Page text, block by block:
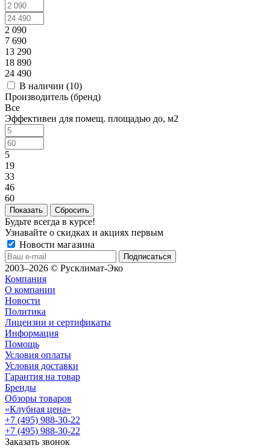
2 090
7 690
13 290
18 890
24 490
В наличии (10)
Производитель (бренд)
Все
Эффективен для помещ. площадью до, м2
5
19
33
46
60
Сбросить
Будьте всегда в курсе!
Узнавайте о скидках и акциях первым
Новости магазина
2003–2026 © Русклимат-Эко
Компания
О компании
Новости
Политика
Лицензии и сертификаты
Информация
Помощь
Условия оплаты
Условия доставки
Гарантия на товар
Бренды
Обзоры товаров
«Клубная цена»
+7 (495) 988-30-22
+7 (495) 988-30-22
Заказать звонок